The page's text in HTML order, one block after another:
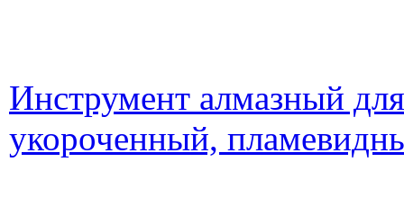
Инструмент алмазный
укороченный,